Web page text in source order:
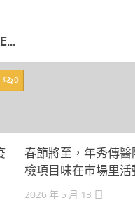
0
春節將至，年秀傳醫
檢項目味在市場里活
2026 年 5 月 13 日